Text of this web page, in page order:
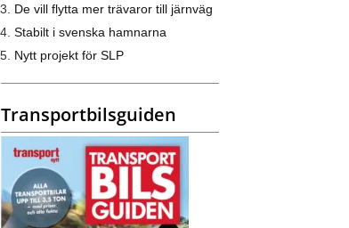
De vill flytta mer trävaror till järnväg
Stabilt i svenska hamnarna
Nytt projekt för SLP
Transportbilsguiden